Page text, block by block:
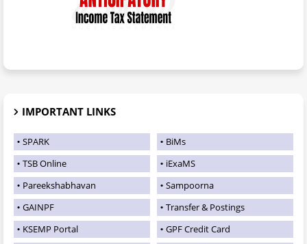
IMPORTANT LINKS
SPARK
BiMs
TSB Online
iExaMS
Pareekshabhavan
Sampoorna
GAINPF
Transfer & Postings
KSEMP Portal
GPF Credit Card